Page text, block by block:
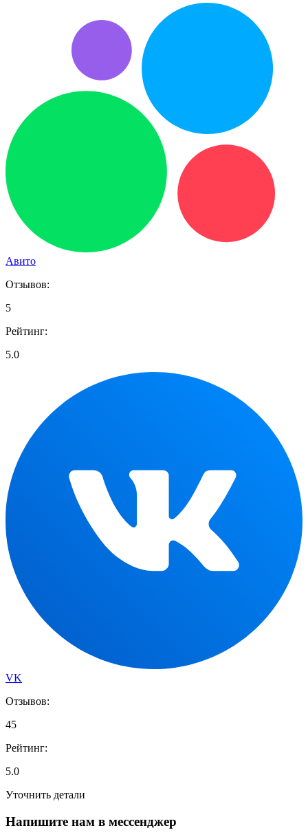
Авито
Отзывов:
5
Рейтинг:
5.0
VK
Отзывов:
45
Рейтинг:
5.0
Уточнить детали
Напишите нам в мессенджер